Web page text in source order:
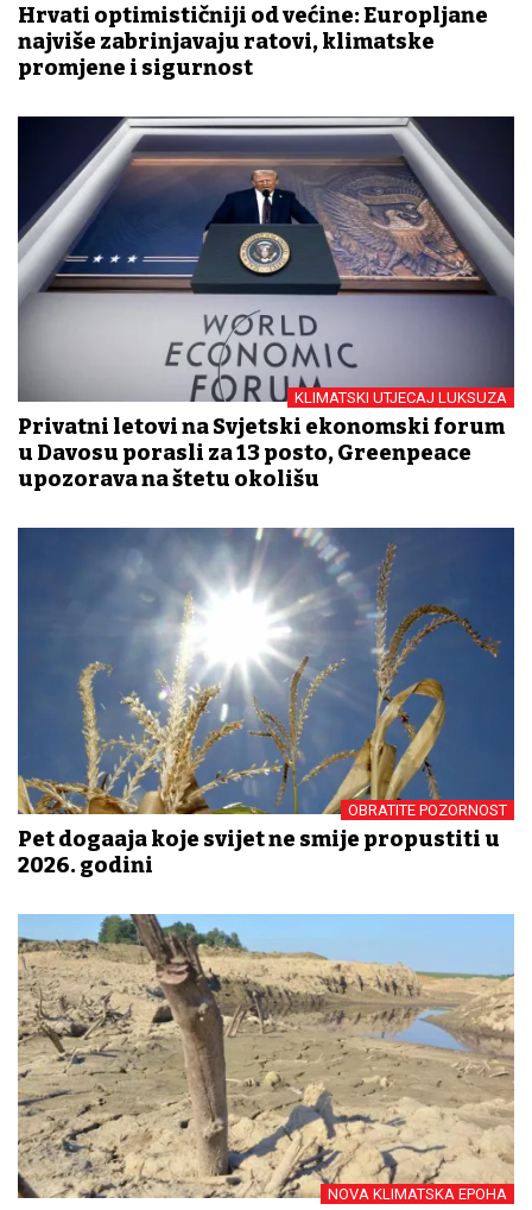
Hrvati optimističniji od većine: Europljane
najviše zabrinjavaju ratovi, klimatske
promjene i sigurnost
KLIMATSKI UTJECAJ LUKSUZA
Privatni letovi na Svjetski ekonomski forum
u Davosu porasli za 13 posto, Greenpeace
upozorava na štetu okolišu
OBRATITE POZORNOST
Pet događaja koje svijet ne smije propustiti u
2026. godini
NOVA KLIMATSKA EPOHA